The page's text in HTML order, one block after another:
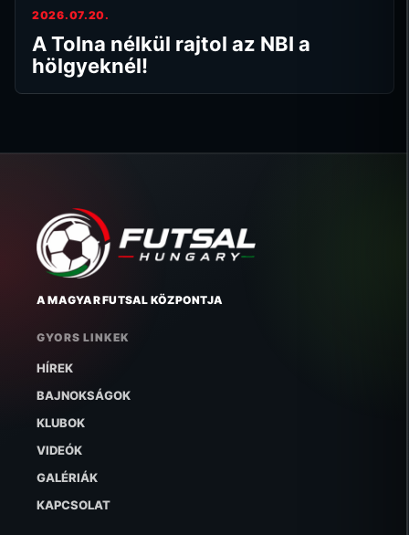
2026.07.20.
A Tolna nélkül rajtol az NBI a
hölgyeknél!
A MAGYAR FUTSAL KÖZPONTJA
GYORS LINKEK
HÍREK
BAJNOKSÁGOK
KLUBOK
VIDEÓK
GALÉRIÁK
KAPCSOLAT